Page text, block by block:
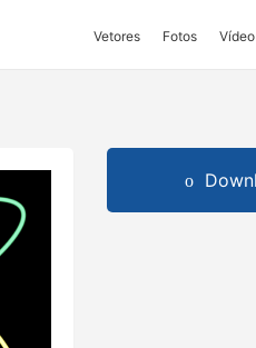
Vetores Fotos Vídeo